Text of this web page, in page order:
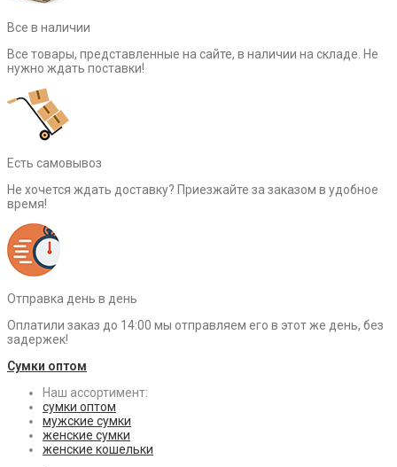
Все в наличии
Все товары, представленные на сайте, в наличии на складе. Не
нужно ждать поставки!
Есть самовывоз
Не хочется ждать доставку? Приезжайте за заказом в удобное
время!
Отправка день в день
Оплатили заказ до 14:00 мы отправляем его в этот же день, без
задержек!
Сумки оптом
Наш ассортимент:
сумки оптом
мужские сумки
женские сумки
женские кошельки